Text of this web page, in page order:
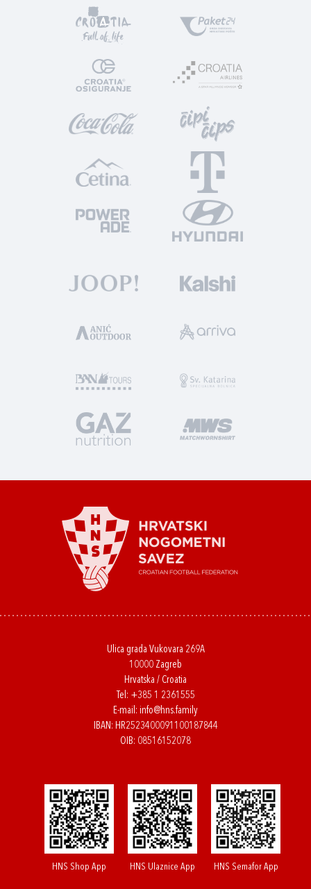
Ulica grada Vukovara 269A
10000 Zagreb
Hrvatska / Croatia
Tel: +385 1 2361555
E-mail: info@hns.family
IBAN: HR2523400091100187844
OIB: 08516152078
HNS Shop App HNS Ulaznice App HNS Semafor App